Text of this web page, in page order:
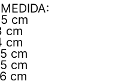
cm
cm
cm
cm
cm
cm